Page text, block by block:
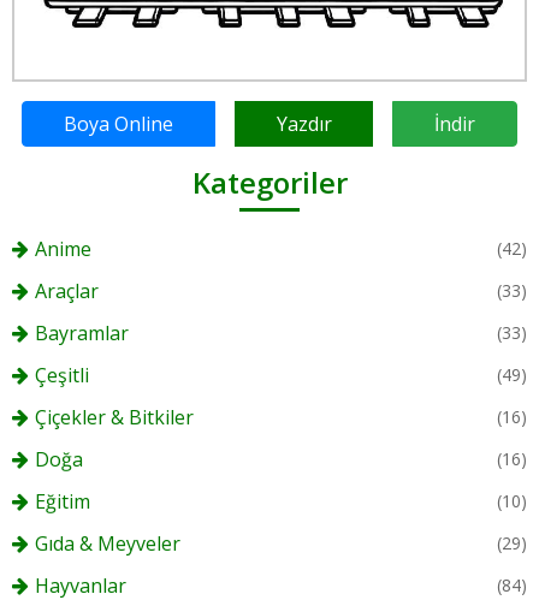
Boya Online Yazdır İndir
Kategoriler
Anime (42)
Araçlar (33)
Bayramlar (33)
Çeşitli (49)
Çiçekler & Bitkiler (16)
Doğa (16)
Eğitim (10)
Gıda & Meyveler (29)
Hayvanlar (84)